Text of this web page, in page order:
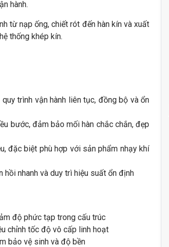
hành.
từ nạp ống, chiết rót đến hàn kín và xuất
thống khép kín.
trình vận hành liên tục, đồng bộ và ổn
bước, đảm bảo mối hàn chắc chắn, đẹp
đặc biệt phù hợp với sản phẩm nhạy khí
nhanh và duy trì hiệu suất ổn định
độ phức tạp trong cấu trúc
chỉnh tốc độ vô cấp linh hoạt
bảo vệ sinh và độ bền